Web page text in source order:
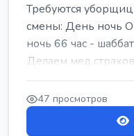
Требуются
смены: День ночь
ночь 66 час -
Делаем мед
47 просмотров